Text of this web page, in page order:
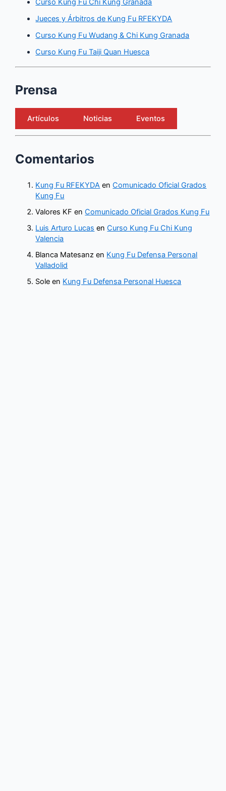
Jueces y Árbitros de Kung Fu RFEKYDA
Curso Kung Fu Wudang & Chi Kung Granada
Curso Kung Fu Taiji Quan Huesca
Prensa
Artículos Noticias Eventos
Comentarios
Kung Fu RFEKYDA enComunicado Oficial Grados
Kung Fu
Valores KF enComunicado Oficial Grados Kung Fu
Luis Arturo Lucas enCurso Kung Fu Chi Kung
Valencia
Blanca Matesanz en Kung Fu Defensa Personal
Valladolid
Sole en Kung Fu Defensa Personal Huesca